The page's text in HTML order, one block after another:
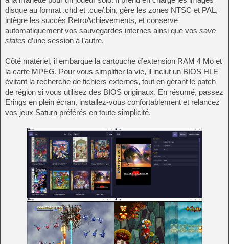
disque au format .chd et .cue/.bin, gère les zones NTSC et PAL,
intègre les succès RetroAchievements, et conserve
automatiquement vos sauvegardes internes ainsi que vos save
states d’une session à l’autre.
Côté matériel, il embarque la cartouche d’extension RAM 4 Mo et
la carte MPEG. Pour vous simplifier la vie, il inclut un BIOS HLE
évitant la recherche de fichiers externes, tout en gérant le patch
de région si vous utilisez des BIOS originaux. En résumé, passez
Erings en plein écran, installez-vous confortablement et relancez
vos jeux Saturn préférés en toute simplicité.